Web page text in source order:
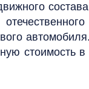
стоимость